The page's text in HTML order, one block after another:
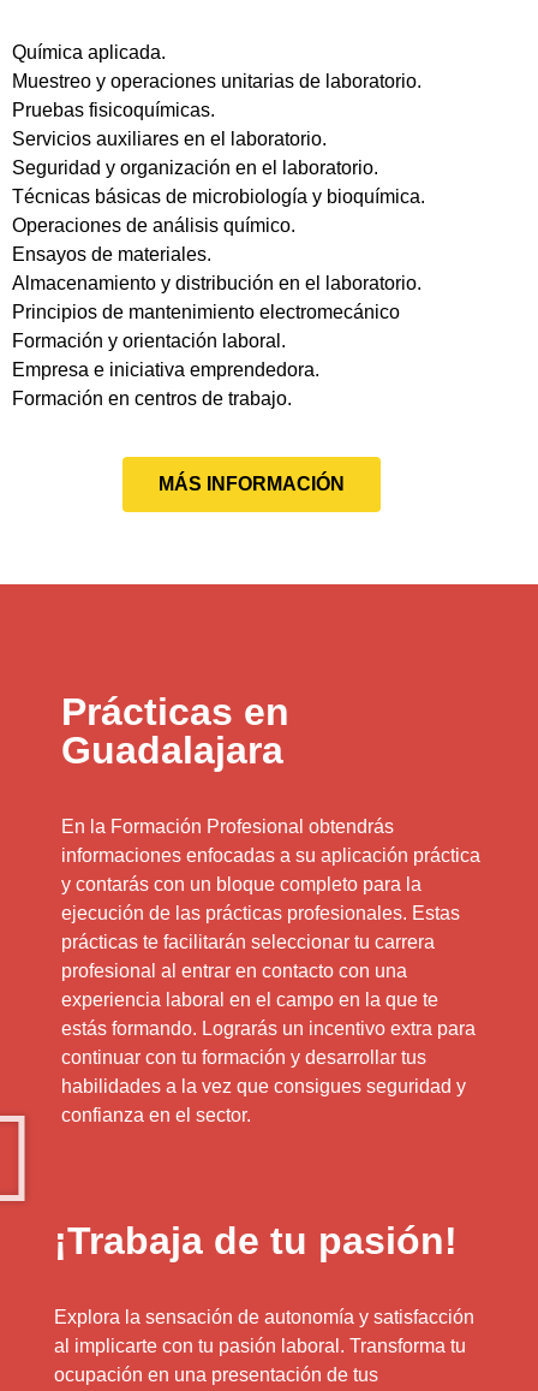
Química aplicada.
Muestreo y operaciones unitarias de laboratorio.
Pruebas fisicoquímicas.
Servicios auxiliares en el laboratorio.
Seguridad y organización en el laboratorio.
Técnicas básicas de microbiología y bioquímica.
Operaciones de análisis químico.
Ensayos de materiales.
Almacenamiento y distribución en el laboratorio.
Principios de mantenimiento electromecánico
Formación y orientación laboral.
Empresa e iniciativa emprendedora.
Formación en centros de trabajo.
MÁS INFORMACIÓN
Prácticas en
Guadalajara
En la Formación Profesional obtendrás
informaciones enfocadas a su aplicación práctica
y contarás con un bloque completo para la
ejecución de las prácticas profesionales. Estas
prácticas te facilitarán seleccionar tu carrera
profesional al entrar en contacto con una
experiencia laboral en el campo en la que te
estás formando. Lograrás un incentivo extra para
continuar con tu formación y desarrollar tus
habilidades a la vez que consigues seguridad y
confianza en el sector.
¡Trabaja de tu pasión!
Explora la sensación de autonomía y satisfacción
al implicarte con tu pasión laboral. Transforma tu
ocupación en una presentación de tus